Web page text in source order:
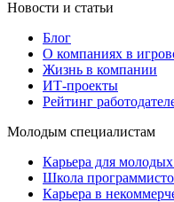
Новости и статьи
Блог
О компаниях в
Жизнь в компании
ИТ-проекты
Рейтинг
Молодым специалистам
Карьера для
Школа
Карьера в